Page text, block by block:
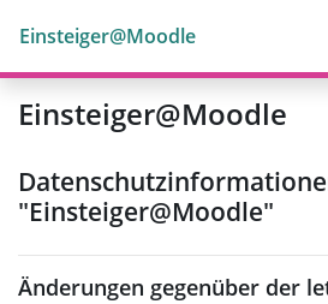
Einsteiger@Moodle
Einsteiger@Moodle
"Einsteiger@Moodle"
Änderungen gegenüber der